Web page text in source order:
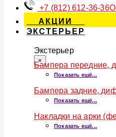
+7 (812) 612-36-36
АКЦИИ
ЭКСТЕРЬЕР
Экстерьер
×
Бампера передние,
Показать ещё...
Бампера задние,
Показать ещё...
Накладки на арки
Показать ещё...